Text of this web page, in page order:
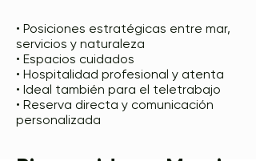
• Posiciones estratégicas entre mar,
servicios y naturaleza
• Espacios cuidados
• Hospitalidad profesional y atenta
• Ideal también para el teletrabajo
• Reserva directa y comunicación
personalizada